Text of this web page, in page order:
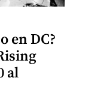
en DC?
al